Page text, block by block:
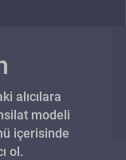
alıcılara
modeli
içerisinde
ol.